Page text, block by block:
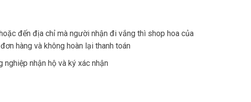
đến địa chỉ mà người nhận đi vắng thì shop hoa của
hàng và không hoàn lại thanh toán
nhận hộ và ký xác nhận